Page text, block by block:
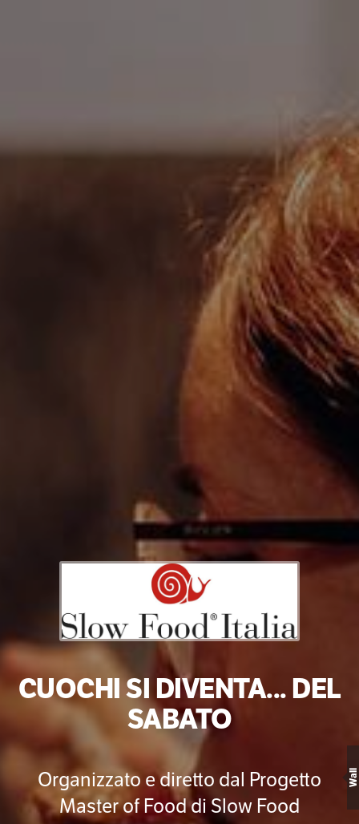
CUOCHI SI DIVENTA... DEL
SABATO
Organizzato e diretto dal Progetto
Master of Food di Slow Food
Wall